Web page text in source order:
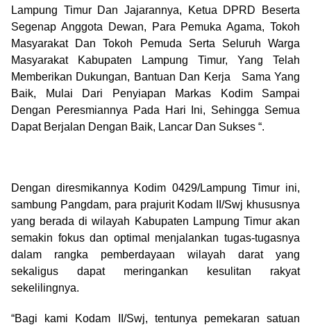
Lampung Timur Dan Jajarannya, Ketua DPRD Beserta
Segenap Anggota Dewan, Para Pemuka Agama, Tokoh
Masyarakat Dan Tokoh Pemuda Serta Seluruh Warga
Masyarakat Kabupaten Lampung Timur, Yang Telah
Memberikan Dukungan, Bantuan Dan Kerja Sama Yang
Baik, Mulai Dari Penyiapan Markas Kodim Sampai
Dengan Peresmiannya Pada Hari Ini, Sehingga Semua
Dapat Berjalan Dengan Baik, Lancar Dan Sukses “.
Dengan diresmikannya Kodim 0429/Lampung Timur ini,
sambung Pangdam, para prajurit Kodam II/Swj khususnya
yang berada di wilayah Kabupaten Lampung Timur akan
semakin fokus dan optimal menjalankan tugas-tugasnya
dalam rangka pemberdayaan wilayah darat yang
sekaligus dapat meringankan kesulitan rakyat
sekelilingnya.
“Bagi kami Kodam II/Swj, tentunya pemekaran satuan